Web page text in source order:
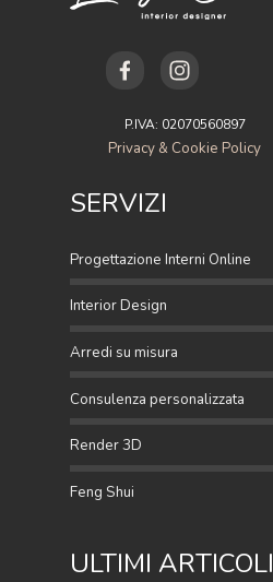
SERVIZI
Progettazione Interni Online
Interior Design
Arredi su misura
Consulenza personalizzata
Render 3D
Feng Shui
ULTIMI ARTICOLI
P.IVA: 02070560897
Privacy & Cookie Policy